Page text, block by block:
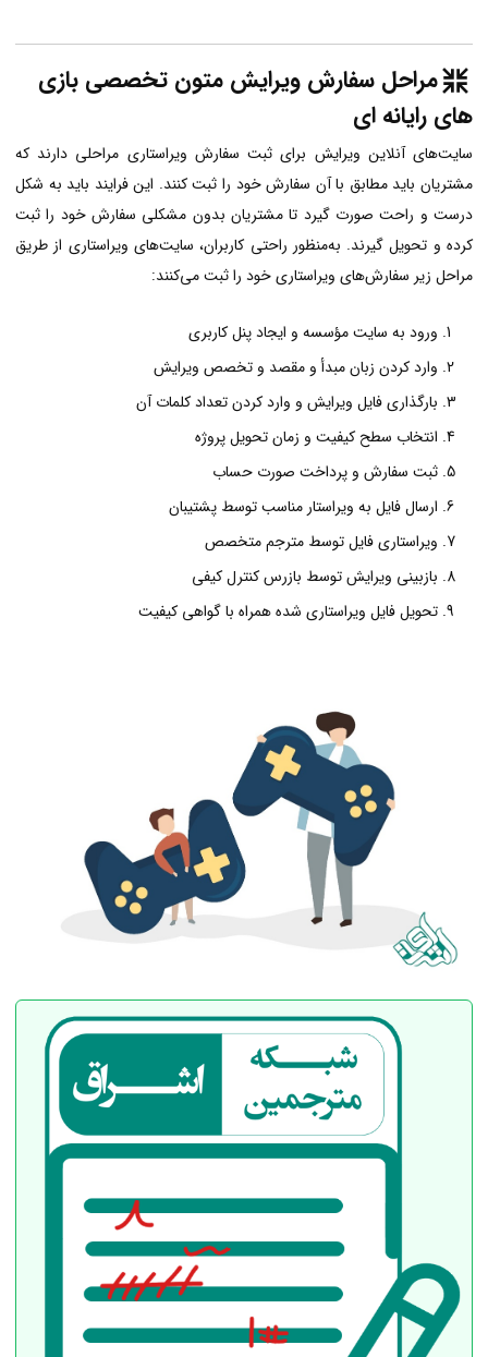
مراحل سفارش ویرایش متون تخصصی بازی
های رایانه ای
سایت‌های آنلاین ویرایش برای ثبت سفارش ویراستاری مراحلی دارند که
مشتریان باید مطابق با آن سفارش خود را ثبت کنند. این فرایند باید به شکل
درست و راحت صورت گیرد تا مشتریان بدون مشکلی سفارش خود را ثبت
کرده و تحویل گیرند. به‌منظور راحتی کاربران، سایت‌های ویراستاری از طریق
مراحل زیر سفارش‌های ویراستاری خود را ثبت می‌کنند:
ورود به سایت مؤسسه و ایجاد پنل کاربری
وارد کردن زبان مبدأ و مقصد و تخصص ویرایش
بارگذاری فایل ویرایش و وارد کردن تعداد کلمات آن
انتخاب سطح کیفیت و زمان تحویل پروژه
ثبت سفارش و پرداخت صورت حساب
ارسال فایل به ویراستار مناسب توسط پشتیبان
ویراستاری فایل توسط مترجم متخصص
بازبینی ویرایش توسط بازرس کنترل کیفی
تحویل فایل ویراستاری شده همراه با گواهی کیفیت